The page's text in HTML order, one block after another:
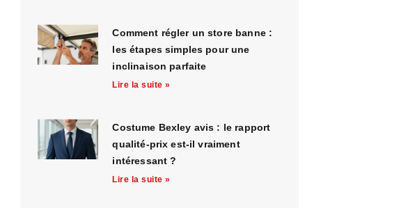
Comment régler un store banne :
les étapes simples pour une
inclinaison parfaite
Lire la suite »
Costume Bexley avis : le rapport
qualité-prix est-il vraiment
intéressant ?
Lire la suite »